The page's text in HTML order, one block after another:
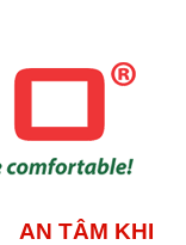
AN TÂM KHI